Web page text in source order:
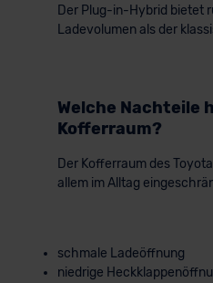
Der Plug-in-Hybrid bietet
Ladevolumen als der
Welche Nachteile
Kofferraum?
Der Kofferraum des
allem im Alltag
schmale Ladeöffnung
niedrige